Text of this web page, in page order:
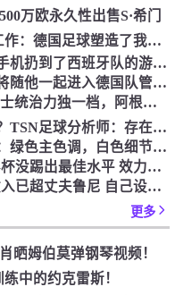
万欧永久性出售S·希门
【西甲】默特萨克谈在国家队工作：德国足球塑造了我的人生，感谢
[今日视频]珍贵的影响！球迷把手机扔到了西班牙队的游行大巴上
[足球]图片报：克洛普的经纪人将随他一起进入德国队管理团队
[阿根廷]狂赞西班牙❗大罗：斗牛士统治力独一档，阿根廷有梅西
[精彩剪辑]梅西再踢一届世界杯？TSN足球分析师：存在可能性
[推荐]皇马发布新赛季客场球衣：绿色主色调，白色细节+经典肩
【体育资讯】莱万：亚马尔世界杯没踢出最佳水平 效力过巴萨后就
【你怎么看？】太阳报：科琳收入已超丈夫鲁尼 自己设计服装8岁
更多
晒姆伯莫弹钢琴视频！
中的约克雷斯！